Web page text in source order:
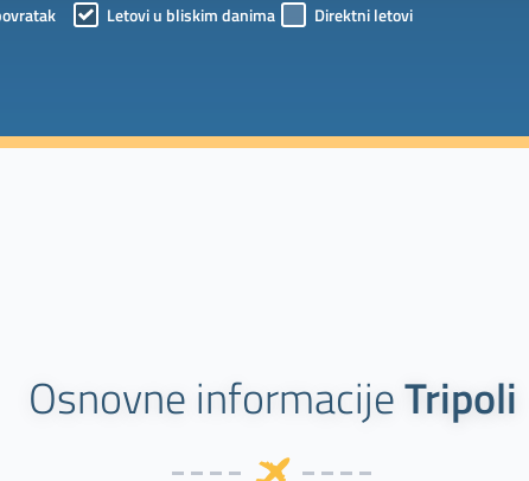
Letovi u bliskim danima Direktni letovi
Osnovne informacijeTripoli